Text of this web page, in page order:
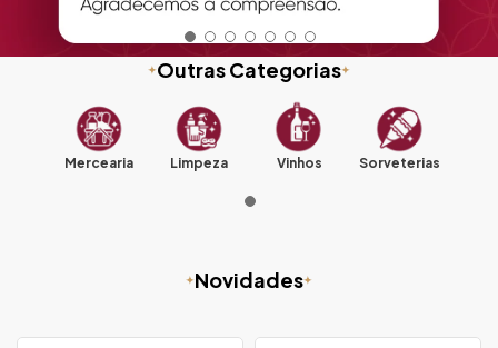
Outras Categorias
Mercearia Limpeza Vinhos Sorveterias
Novidades